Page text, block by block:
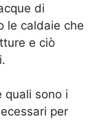
di
le caldaie che
e ciò
quali sono i
per